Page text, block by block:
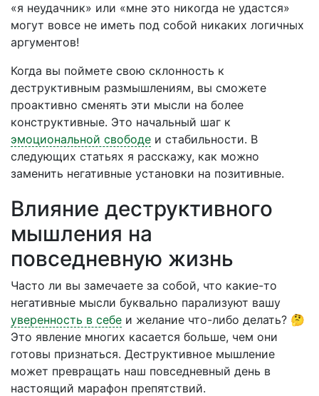
«я неудачник» или «мне это никогда не удастся»
могут вовсе не иметь под собой никаких логичных
аргументов!
Когда вы поймете свою склонность к
деструктивным размышлениям, вы сможете
проактивно сменять эти мысли на более
конструктивные. Это начальный шаг к
эмоциональной свободе и стабильности. В
следующих статьях я расскажу, как можно
заменить негативные установки на позитивные.
Влияние деструктивного
мышления на
повседневную жизнь
Часто ли вы замечаете за собой, что какие-то
негативные мысли буквально парализуют вашу
уверенность в себе и желание что-либо делать? 🤔
Это явление многих касается больше, чем они
готовы признаться. Деструктивное мышление
может превращать наш повседневный день в
настоящий марафон препятствий.